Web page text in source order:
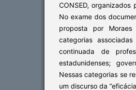
CONSED, organizados
No exame dos
proposta por
categorias
continuada de
estadunidenses;
Nessas categorias se
um discurso da